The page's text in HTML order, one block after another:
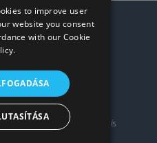
a
keressen meg minket, és
to improve user
website you consent
with our Cookie